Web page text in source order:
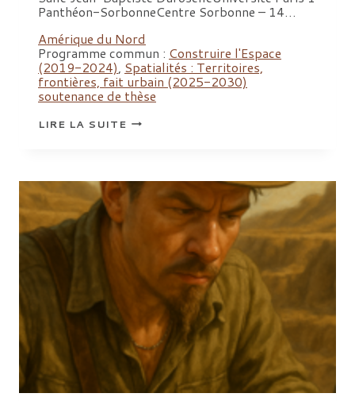
Panthéon-SorbonneCentre Sorbonne – 14…
Amérique du Nord
Programme commun : Construire l'Espace
(2019-2024), Spatialités : Territoires,
frontières, fait urbain (2025-2030)
soutenance de thèse
LIRE LA SUITESOUTENANCE
DE
UNIVERSITÉ
PARIS
PANTHÉON-
SORBONNE